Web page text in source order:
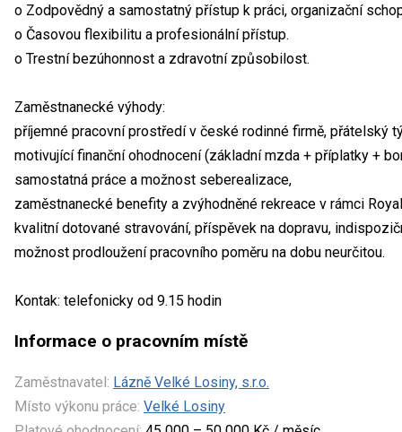
o Zodpovědný a samostatný přístup k práci, organizační
o Časovou flexibilitu a profesionální přístup.
o Trestní bezúhonnost a zdravotní způsobilost.
Zaměstnanecké výhody:
příjemné pracovní prostředí v české rodinné firmě, přátelský
motivující finanční ohodnocení (základní mzda + příplatky +
samostatná práce a možnost seberealizace,
zaměstnanecké benefity a zvýhodněné rekreace v rámci
kvalitní dotované stravování, příspěvek na dopravu,
možnost prodloužení pracovního poměru na dobu neurčitou.
Kontak: telefonicky od 9.15 hodin
Informace o pracovním místě
Zaměstnavatel: Lázně Velké Losiny, s.r.o.
Místo výkonu práce: Velké Losiny